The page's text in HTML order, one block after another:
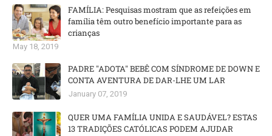
FAMÍLIA: Pesquisas mostram que as refeições em
família têm outro benefício importante para as
crianças
May 18, 2019
PADRE "ADOTA" BEBÊ COM SÍNDROME DE DOWN E
CONTA AVENTURA DE DAR-LHE UM LAR
January 07, 2019
QUER UMA FAMÍLIA UNIDA E SAUDÁVEL? ESTAS
13 TRADIÇÕES CATÓLICAS PODEM AJUDAR